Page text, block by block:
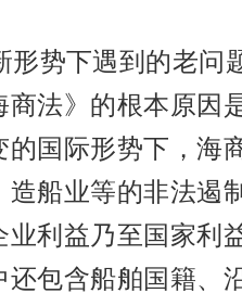
形势下遇到的老问
法》的根本原因
国际形势下，海
船业等的非法遏
利益乃至国家利
还包含船舶国籍、